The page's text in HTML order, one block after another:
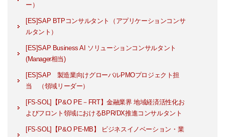
ー）
[ES]SAP BTPコンサルタント（アプリケーションコンサ
ルタント）
[ES]SAP Business AI ソリューションコンサルタント
(Manager相当)
[ES]SAP 製造業向けグローバルPMOプロジェクト担
当 （領域リーダー）
[FS-SOL]【P&O PE－FRT】金融業界 地域経済活性化お
よびフロント領域におけるBPR/DX推進コンサルタント
[FS-SOL]【P&O PE-MB】 ビジネスイノベーション・業